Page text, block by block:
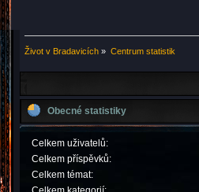
Život v Bradavicích » Centrum statistik
Obecné statistiky
Celkem uživatelů:
Celkem příspěvků:
Celkem témat: